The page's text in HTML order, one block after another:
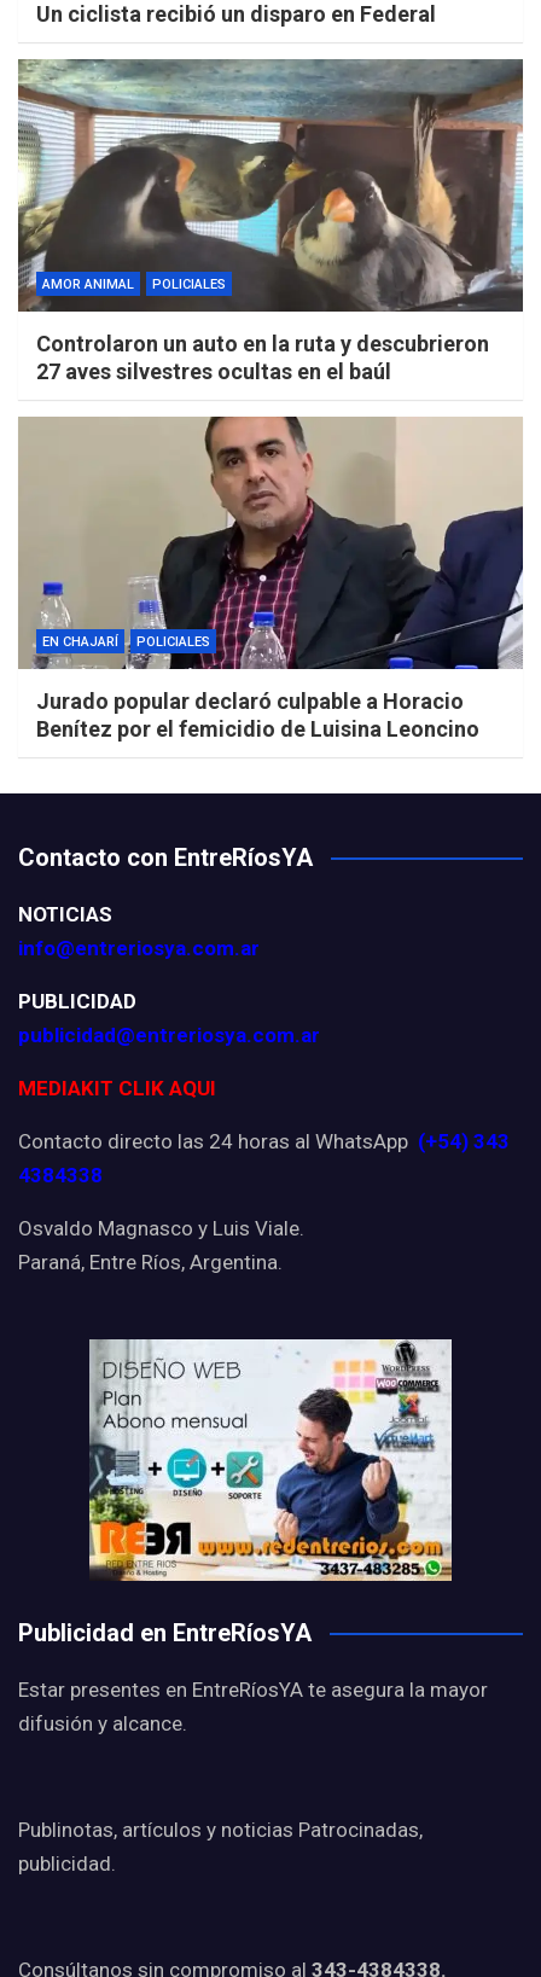
Un ciclista recibió un disparo en Federal
AMOR ANIMAL POLICIALES
Controlaron un auto en la ruta y descubrieron
27 aves silvestres ocultas en el baúl
EN CHAJARÍ POLICIALES
Jurado popular declaró culpable a Horacio
Benítez por el femicidio de Luisina Leoncino
Contacto con EntreRíosYA
NOTICIAS
info@entreriosya.com.ar
PUBLICIDAD
publicidad@entreriosya.com.ar
MEDIAKIT CLIK AQUI
Contacto directo las 24 horas al WhatsApp (+54) 343
4384338
Osvaldo Magnasco y Luis Viale.
Paraná, Entre Ríos, Argentina.
Publicidad en EntreRíosYA
Estar presentes en EntreRíosYA te asegura la mayor
difusión y alcance.
Publinotas, artículos y noticias Patrocinadas,
publicidad.
Consúltanos sin compromiso al 343-4384338.